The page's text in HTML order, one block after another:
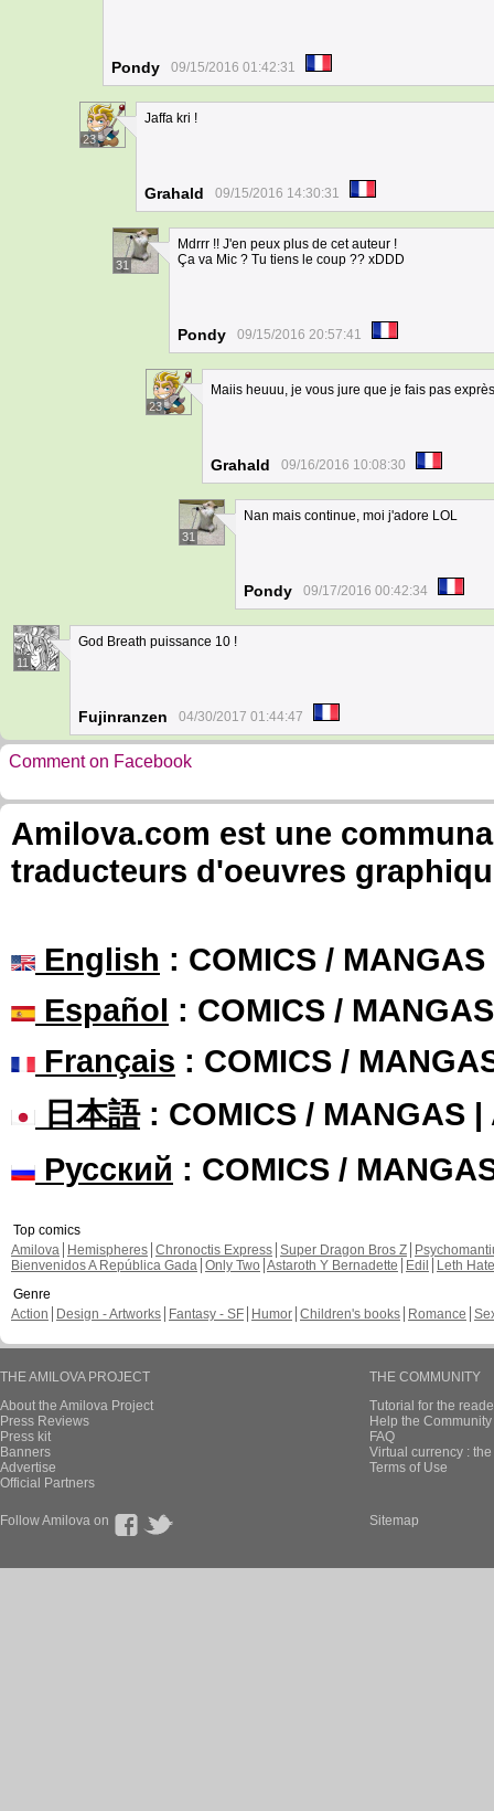
Pondy 09/15/2016 01:42:31
23
Jaffa kri !
Grahald 09/15/2016 14:30:31
31
Mdrrr !! J'en peux plus de cet auteur !
Ça va Mic ? Tu tiens le coup ?? xDDD
Pondy 09/15/2016 20:57:41
23
Maiis heuuu, je vous jure que je fais pas
Grahald 09/16/2016 10:08:30
31
Nan mais continue, moi j'adore LOL
Pondy 09/17/2016 00:42:34
11
God Breath puissance 10 !
Fujinranzen 04/30/2017 01:44:47
Comment on Facebook
Amilova.com est une
traducteurs d'oeuvres
English : COMICS /
Español : COMICS /
Français : COMICS /
日本語: COMICS / MANGAS |
Русский : COMICS /
Top comics
Amilova
Hemispheres Chronoctis Express Super Dragon Bros Z
Bienvenidos A República Gada Only Two Astaroth Y Bernadette Edil
Leth Hate
Genre
Action
Design - Artworks Fantasy - SF Humor Children's books Romance
THE AMILOVA PROJECT
About the Amilova Project
Press Reviews
Press kit
Banners
Advertise
Official Partners
THE COMMUNITY
Tutorial for the
Help the
FAQ
Virtual currency :
Terms of Use
Follow Amilova on Sitemap